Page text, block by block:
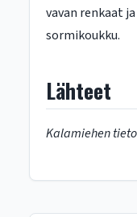
vavan renkaat
sormikoukku.
Lähteet
Kalamiehen